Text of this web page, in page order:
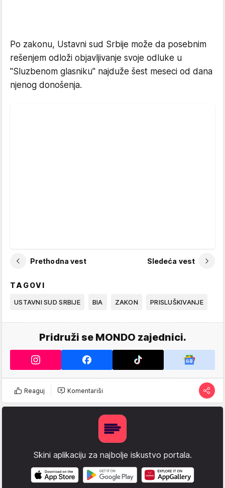
Po zakonu, Ustavni sud Srbije može da posebnim
rešenjem odloži objavljivanje svoje odluke u
"Sluzbenom glasniku" najduže šest meseci od dana
njenog donošenja.
Prethodna vest Sledeća vest
TAGOVI
USTAVNI SUD SRBIJE BIA ZAKON PRISLUŠKIVANJE
Pridruži se MONDO zajednici.
Reaguj Komentariši
Skini aplikaciju za najbolje iskustvo portala.